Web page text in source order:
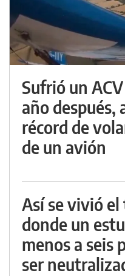
Sufrió un
año después,
récord de
de un avión
Así se vivió
donde un
menos a seis
ser